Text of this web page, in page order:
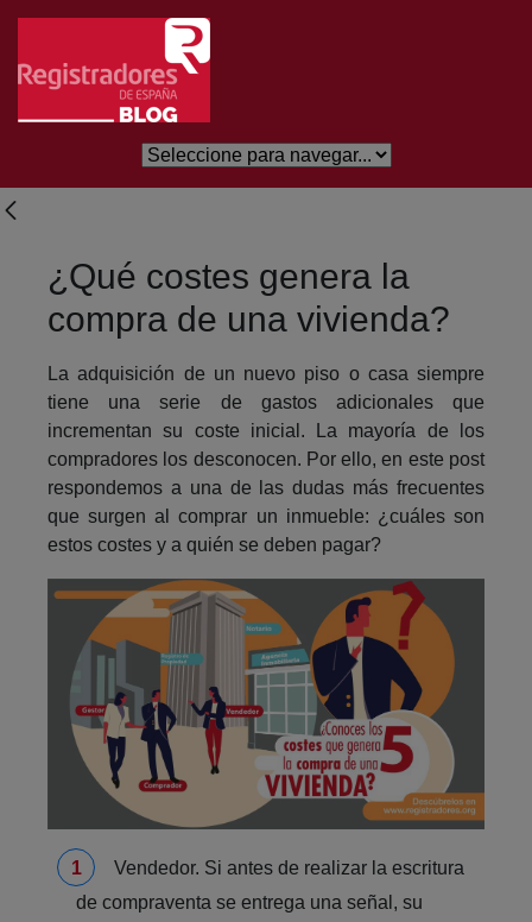
Eduki nagusira joan
¿Qué costes genera la
compra de una vivienda?
La adquisición de un nuevo piso o casa siempre
tiene una serie de gastos adicionales que
incrementan su coste inicial. La mayoría de los
compradores los desconocen. Por ello, en este post
respondemos a una de las dudas más frecuentes
que surgen al comprar un inmueble: ¿cuáles son
estos costes y a quién se deben pagar?
Vendedor. Si antes de realizar la escritura
de compraventa se entrega una señal, su